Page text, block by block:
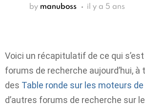
by manuboss il y a 5 ans
Voici un récapitulatif de ce qui
forums de recherche aujourd’hui, à
des Table ronde sur les moteurs
d’autres forums de recherche sur